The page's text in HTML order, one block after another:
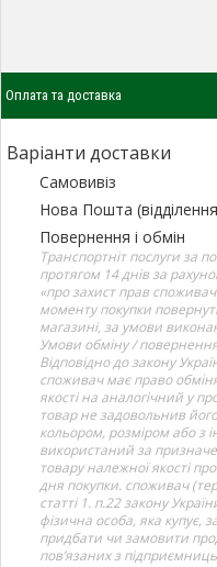
Оплата та доставка
Варіанти доставки
Самовивіз
Нова Пошта
Повернення і обмін
Транспортніт послуги за
протягом 14 днів за
«про захист прав
моменту покупки
магазині, за умови
Умови обміну / повернення
Відповідно до закону
споживач має право
якості на аналогічний у
товар не задовольнив
кольором, розміром або
використаний за
товару належної якості
дня покупки. споживач
статті 1. п.22 закону
фізична особа, яка купує,
придбати чи замовити
пов’язаних з